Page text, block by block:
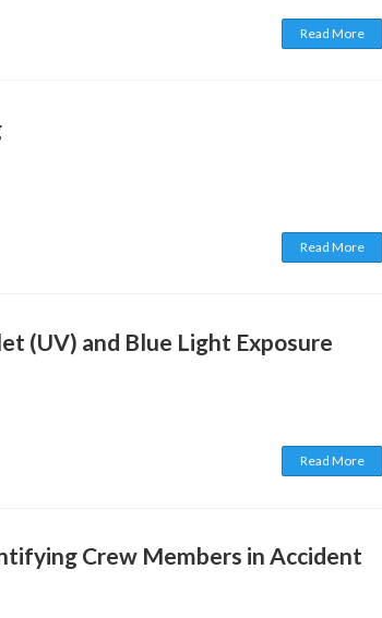
Read More
Read More
(UV) and Blue Light Exposure
Read More
Crew Members in Accident